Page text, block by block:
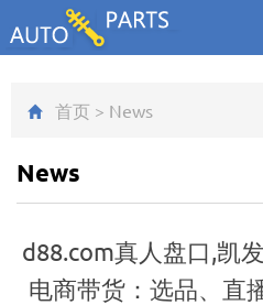
首页 > News
News
d88.com真人盘口,凯
电商带货：选品、直